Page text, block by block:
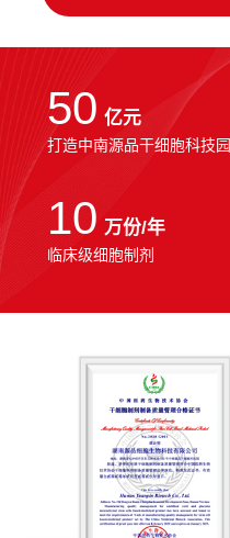
50 亿元
打造中南源品干细胞科技园
10 万份/年
临床级细胞制剂